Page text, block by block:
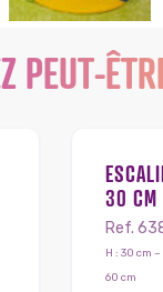
PEUT-
30 CM
Ref.
H : 30 cm
60 cm